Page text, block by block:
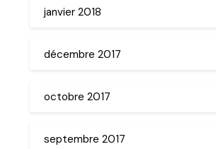
janvier 2018
décembre 2017
octobre 2017
septembre 2017